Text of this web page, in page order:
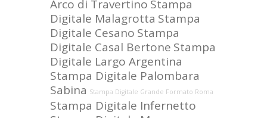
Arco di Travertino Stampa
Digitale Malagrotta Stampa
Digitale Cesano Stampa
Digitale Casal Bertone Stampa
Digitale Largo Argentina
Stampa Digitale Palombara
Sabina Stampa Digitale Grande Formato Roma
Stampa Digitale Infernetto